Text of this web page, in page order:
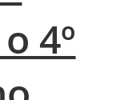
4º